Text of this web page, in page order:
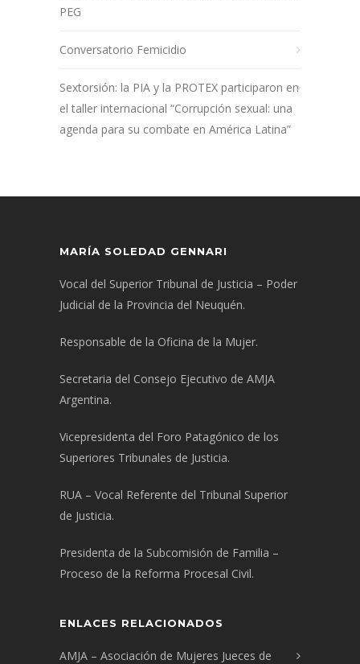
PEG
Conversatorio Femicidio
Sextorsión: la PIA y la PROTEX participaron en
el taller internacional “Corrupción sexual: una
agenda para su combate en América Latina”
MARÍA SOLEDAD GENNARI
Vocal del Superior Tribunal de Justicia – Poder
Judicial de la Provincia del Neuquén.
Responsable de la Oficina de la Mujer.
Secretaria del Consejo Ejecutivo de AMJA
Argentina.
Vicepresidenta del Foro Patagónico de los
Superiores Tribunales de Justicia.
RUA – Vocal Referente del Tribunal Superior
de Justicia.
Presidenta de la Subcomisión de Familia –
Proceso de la Reforma Procesal Civil.
ENLACES RELACIONADOS
AMJA – Asociación de Mujeres Jueces de